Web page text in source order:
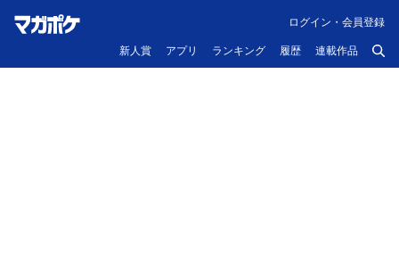
新人賞 アプリ ランキング 履歴 連載作品
ログイン・会員登録